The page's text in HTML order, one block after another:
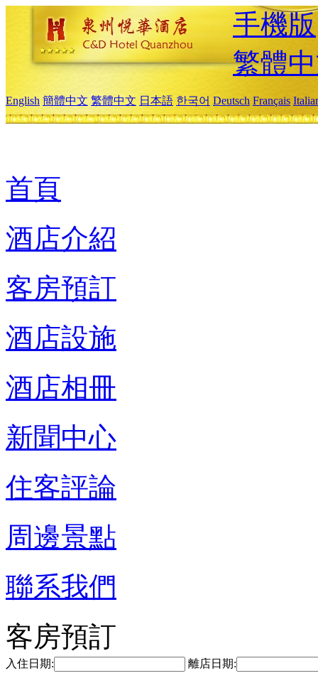
手機版
繁體
English 簡體中文 繁體中文 日本語 한국어 Deutsch Français
首頁
酒店介紹
客房預訂
酒店設施
酒店相冊
新聞中心
住客評論
周邊景點
聯系我們
客房預訂
入住日期: 離店日期: